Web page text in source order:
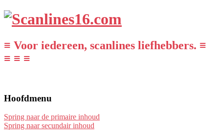
≡ Voor iedereen, scanlines liefhebbers. ≡
≡ ≡ ≡
Hoofdmenu
Spring naar de primaire inhoud
Spring naar secundair inhoud